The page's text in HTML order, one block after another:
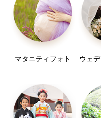
希望の場合は、
お試しプラン追加での
す。
※大きく印象が変わる
⸻
マタニティフォト ウェ